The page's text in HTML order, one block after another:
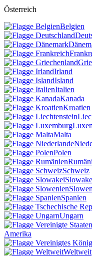
Österreich
Belgien
Irland
Island
Italien
Kanada
Kroatien
Malta
Polen
Schweiz
Spanien
Ungarn
Amerika
Weltweit